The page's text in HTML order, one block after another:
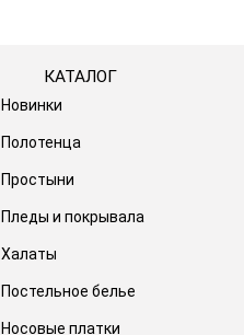
КАТАЛОГ
Новинки
Полотенца
Простыни
Пледы и покрывала
Халаты
Постельное белье
Носовые платки